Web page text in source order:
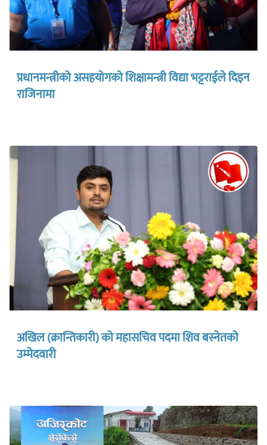
प्रधानमन्त्रीको असहयोगको शिक्षामन्त्री विद्या भट्टराईले दिइन
राजिनामा
अखिल (क्रान्तिकारी) को महासचिव पदमा शिव बस्नेतको
उम्मेदवारी